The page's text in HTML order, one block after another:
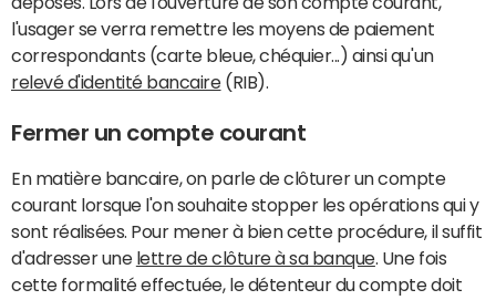
l'usager se verra remettre les moyens de paiement
correspondants (carte bleue, chéquier...) ainsi qu'un
relevé d'identité bancaire(RIB).
Fermer un compte courant
En matière bancaire, on parle de clôturer un compte
courant lorsque l'on souhaite stopper les opérations qui y
sont réalisées. Pour mener à bien cette procédure, il suffit
d'adresser une lettre de clôture à sa banque. Une fois
cette formalité effectuée, le détenteur du compte doit